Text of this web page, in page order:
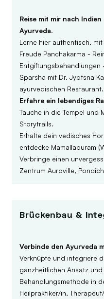
Reise mit mir nach
Ayurveda.
Lerne hier authentisch,
Freude Panchakarma -
Entgiftungsbehandlungen
Sparsha mit Dr. Jyotsna
ayurvedischen Restaurant.
Erfahre ein lebendiges
Tauche in die Tempel und
Storytrails.
Erhalte dein vedisches
entdecke Mamallapuram
Verbringe einen
Zentrum Auroville,
Brückenbau &
Verbinde den Ayurveda
Verknüpfe und integriere
ganzheitlichen Ansatz
Behandlungsmethode in
Heilpraktiker/in,